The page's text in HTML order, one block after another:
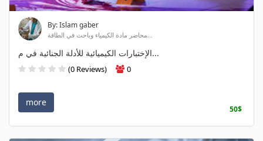
By: Islam gaber
محاضر مادة الكيمياء وباحث في الطاقة...
الإختبارات الكيميائية للأدلة الجنائية في م...
(0 Reviews) 0
more
50$